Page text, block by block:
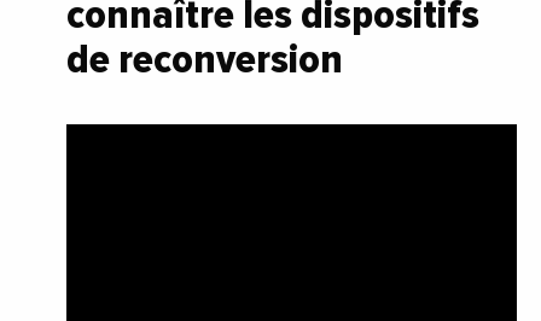
connaître les dispositifs
de reconversion